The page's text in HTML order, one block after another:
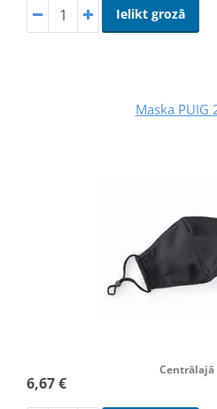
Ielikt grozā
Maska PUIG
6,67 €
Centrālajā